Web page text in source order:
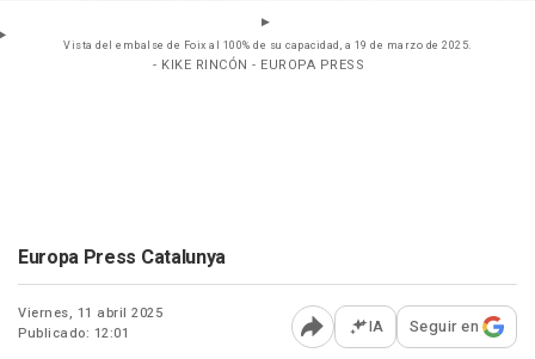
Vista del embalse de Foix al 100% de su capacidad, a 19 de marzo de 2025.
- KIKE RINCÓN - EUROPA PRESS
Europa Press Catalunya
Viernes, 11 abril 2025
Publicado: 12:01
Abrir opciones para
IA Seguir en